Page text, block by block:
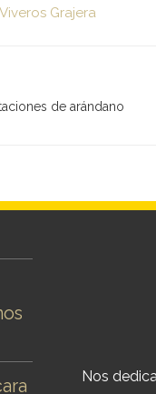
Grajera
de arándano
Nos